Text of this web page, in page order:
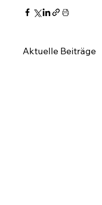
Aktuelle Beiträge